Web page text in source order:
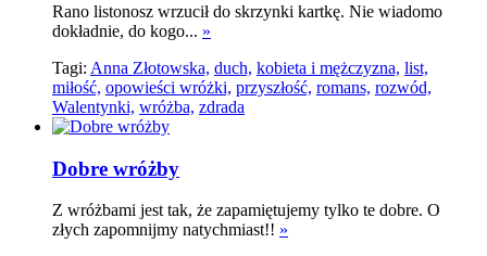
Rano listonosz wrzucił do skrzynki kartkę. Nie wiadomo
dokładnie, do kogo... »
Tagi: Anna Złotowska, duch, kobieta i mężczyzna, list,
miłość, opowieści wróżki, przyszłość, romans, rozwód,
Walentynki, wróżba, zdrada
Dobre wróżby
Z wróżbami jest tak, że zapamiętujemy tylko te dobre. O
złych zapomnijmy natychmiast!! »